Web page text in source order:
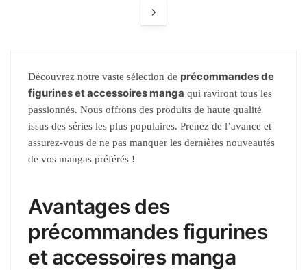
Découvrez notre vaste sélection de précommandes de
figurines et accessoires manga qui raviront tous les
passionnés. Nous offrons des produits de haute qualité
issus des séries les plus populaires. Prenez de l’avance et
assurez-vous de ne pas manquer les dernières nouveautés
de vos mangas préférés !
Avantages des
précommandes figurines
et accessoires manga